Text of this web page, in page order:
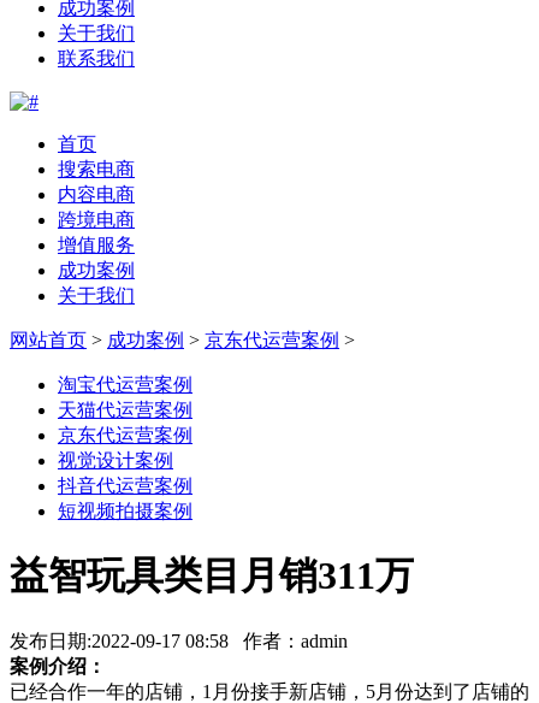
成功案例
关于我们
联系我们
首页
搜索电商
内容电商
跨境电商
增值服务
成功案例
关于我们
网站首页 > 成功案例 > 京东代运营案例 >
淘宝代运营案例
天猫代运营案例
京东代运营案例
视觉设计案例
抖音代运营案例
短视频拍摄案例
益智玩具类目月销311万
发布日期:2022-09-17 08:58 作者：admin
案例介绍：
已经合作一年的店铺，1月份接手新店铺，5月份达到了店铺的